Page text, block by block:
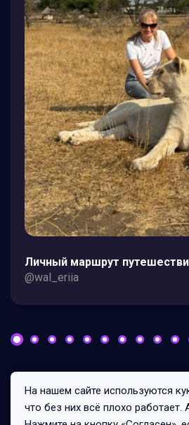
Личный маршрут
@wal_eriia
Все права
На нашем сайте используются
что без них всё плохо